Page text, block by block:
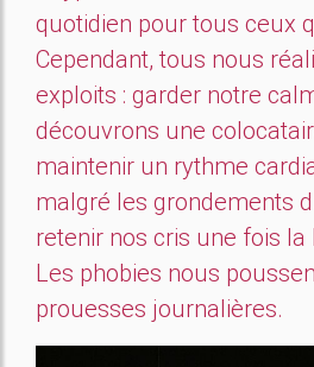
quotidien pour tous ceux
Cependant, tous nous
exploits : garder notre
découvrons une
maintenir un rythme
malgré les grondements
retenir nos cris une fois
Les phobies nous
prouesses journalières.